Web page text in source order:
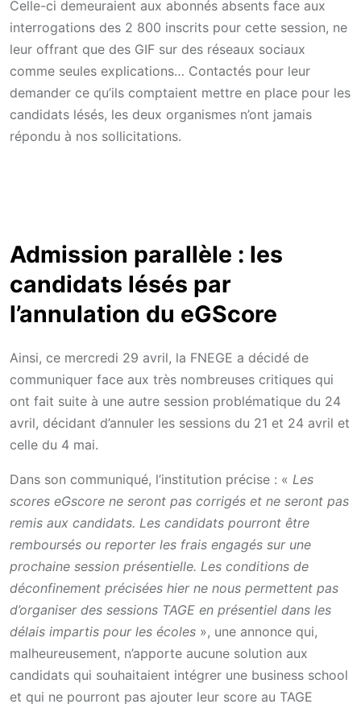
Celle-ci demeuraient aux abonnés absents face aux
interrogations des 2 800 inscrits pour cette session, ne
leur offrant que des GIF sur des réseaux sociaux
comme seules explications… Contactés pour leur
demander ce qu’ils comptaient mettre en place pour les
candidats lésés, les deux organismes n’ont jamais
répondu à nos sollicitations.
Admission parallèle : les
candidats lésés par
l’annulation du eGScore
Ainsi, ce mercredi 29 avril, la FNEGE a décidé de
communiquer face aux très nombreuses critiques qui
ont fait suite à une autre session problématique du 24
avril, décidant d’annuler les sessions du 21 et 24 avril et
celle du 4 mai.
Dans son communiqué, l’institution précise : « Les
scores eGscore ne seront pas corrigés et ne seront pas
remis aux candidats. Les candidats pourront être
remboursés ou reporter les frais engagés sur une
prochaine session présentielle. Les conditions de
déconfinement précisées hier ne nous permettent pas
d’organiser des sessions TAGE en présentiel dans les
délais impartis pour les écoles », une annonce qui,
malheureusement, n’apporte aucune solution aux
candidats qui souhaitaient intégrer une business school
et qui ne pourront pas ajouter leur score au TAGE